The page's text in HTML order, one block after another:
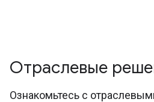
Отраслевые
Ознакомьтесь с